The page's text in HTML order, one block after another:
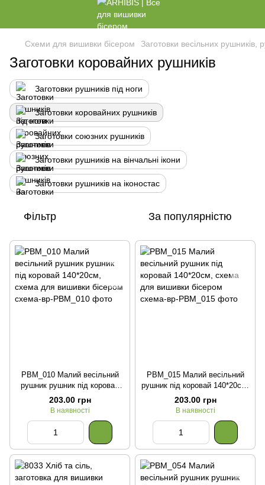
Схеми для вишивки бісером Заготовки весільних рушників,
Заготовки коровайних рушників
Заготовки рушників під ноги
Заготовки коровайних рушників
Заготовки союзних рушників
Заготовки рушників на вінчальні ікони
Заготовки рушників на іконостас
Фільтр За популярністю
РВМ_010 Малий весільний
рушник рушник під коровай
140*20см, схема для вишивки
бісером
203.00 грн
В наявності
РВМ_015 Малий весільний
рушник під коровай 140*20см,
схема для вишивки бісером
203.00 грн
В наявності